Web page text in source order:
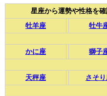
星座から運勢や性格を
牡羊座
牡牛
かに座 獅子
天秤座 さそ